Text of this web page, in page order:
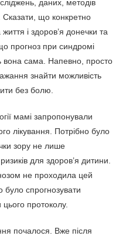
даних, методів
Сказати, що конкретно
і здоров’я донечки та
прогноз при синдромі
вона сама. Напевно, просто
знайти можливість
без болю.
мамі запропонували
лікування. Потрібно було
зору не лише
для здоров’я дитини.
не проходила цей
було спрогнозувати
протоколу.
почалося. Вже після